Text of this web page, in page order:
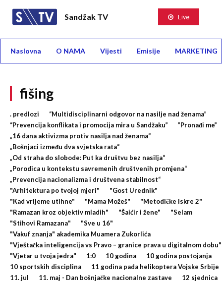
Sandžak TV Live
Naslovna O NAMA Vijesti Emisije MARKETING
fišing
. predlozi
“Multidisciplinarni odgovor na nasilje nad ženama”
“Prevencija konflikata i promocija mira u Sandžaku”
”Pronađi me”
„16 dana aktivizma protiv nasilja nad ženama“
„Bošnjaci između dva svjetska rata“
„Od straha do slobode: Put ka društvu bez nasilja“
„Porodica u kontekstu savremenih društvenih promjena“
„Prevencija nacionalizma i društvena stabilnost“
"Arhitektura po tvojoj mjeri"
"Gost Urednik"
"Kad vrijeme utihne"
"Mama Možeš"
"Metodičke iskre 2"
"Ramazan kroz objektiv mladih"
"Šaićir i žene"
"Selam
"Stihovi Ramazana"
"Sve u 16"
"Vakuf znanja" akademika Muamera Zukorlića
"Vještačka inteligencija vs Pravo – granice prava u digitalnom dobu"
"Vjetar u tvoja jedra"
1:0 10 godina
10 godina postojanja
10 sportskih disciplina
11 godina pada helikoptera Vojske Srbije
11. jul
11. maj - Dan bošnjačke nacionalne zastave
12 sjednica